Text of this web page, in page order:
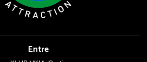
Entre